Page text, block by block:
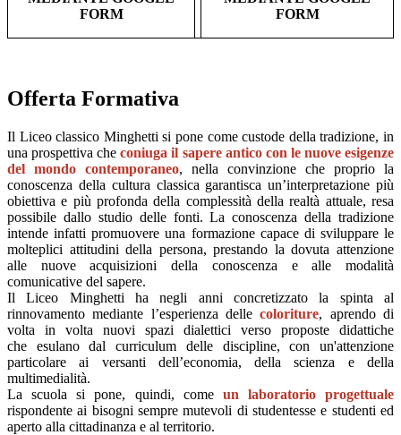
FORM
FORM
Offerta Formativa
Il Liceo classico Minghetti si pone come custode della tradizione, in
una prospettiva checoniuga il sapere antico con le nuove esigenze
del mondo contemporaneo, nella convinzione che proprio la
conoscenza della cultura classica garantisca un’interpretazione più
obiettiva e più profonda della complessità della realtà attuale, resa
possibile dallo studio delle fonti. La conoscenza della tradizione
intende infatti promuovere una formazione capace di sviluppare le
molteplici attitudini della persona, prestando la dovuta attenzione
alle nuove acquisizioni della conoscenza e alle modalità
comunicative del sapere.
Il Liceo Minghetti ha negli anni concretizzato la spinta al
rinnovamento mediante l’esperienza dellecoloriture, aprendo di
volta in volta nuovi spazi dialettici verso proposte didattiche
che esulano dal curriculum delle discipline, con un'attenzione
particolare ai versanti dell’economia, della scienza e della
multimedialità.
La scuola si pone, quindi, come un laboratorio progettuale
rispondente ai bisogni sempre mutevoli di studentesse e studenti ed
aperto alla cittadinanza e al territorio.